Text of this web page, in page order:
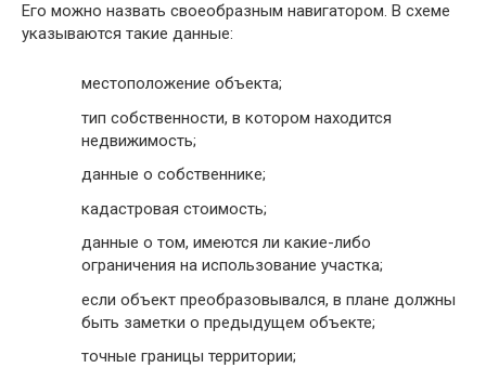
Его можно назвать своеобразным навигатором. В схеме
указываются такие данные:
местоположение объекта;
тип собственности, в котором находится
недвижимость;
данные о собственнике;
кадастровая стоимость;
данные о том, имеются ли какие-либо
ограничения на использование участка;
если объект преобразовывался, в плане должны
быть заметки о предыдущем объекте;
точные границы территории;